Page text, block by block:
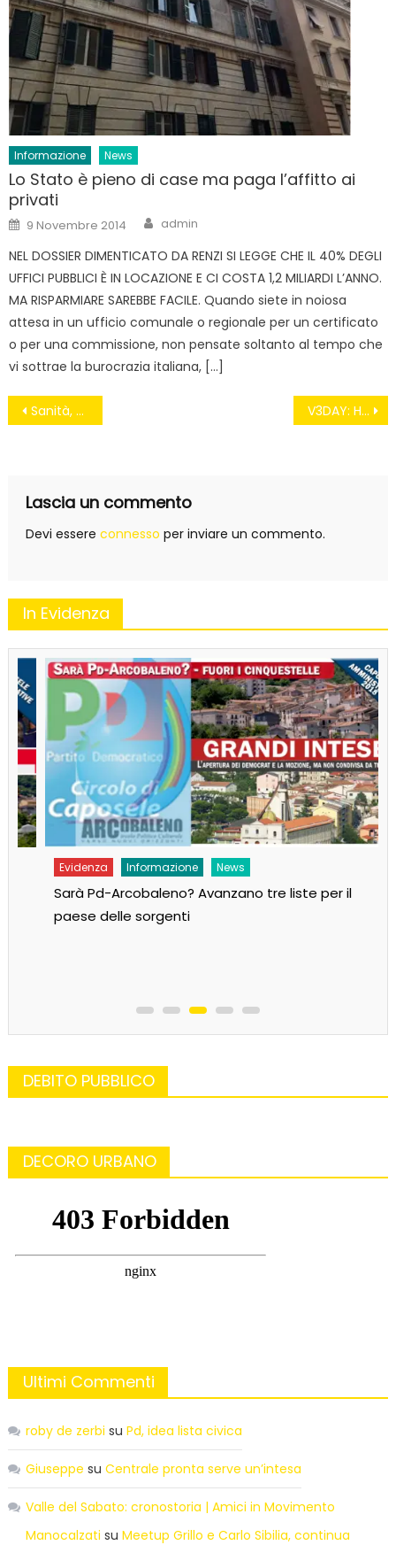
Informazione News
Lo Stato è pieno di case ma paga l’affitto ai
privati
Posted
on
9 Novembre 2014 Author
admin
NEL DOSSIER DIMENTICATO DA RENZI SI LEGGE CHE IL 40% DEGLI
UFFICI PUBBLICI È IN LOCAZIONE E CI COSTA 1,2 MILIARDI L’ANNO.
MA RISPARMIARE SAREBBE FACILE. Quando siete in noiosa
attesa in un ufficio comunale o regionale per un certificato
o per una commissione, non pensate soltanto al tempo che
vi sottrae la burocrazia italiana, […]
Navigazione
Sanità, si cambia ora la Campania perde 350 milioni V3DAY: Helena Norberg-Hodge e l’economia della felicità
Lascia un commento
Devi essere connesso per inviare un commento.
In Evidenza
Evidenza Informazione News
Sarà Pd-Arcobaleno? Avanzano tre liste per il
paese delle sorgenti
DEBITO PUBBLICO
DECORO URBANO
Ultimi Commenti
roby de zerbi su Pd, idea lista civica
Giuseppe su Centrale pronta serve un’intesa
Valle del Sabato: cronostoria | Amici in Movimento
Manocalzati su Meetup Grillo e Carlo Sibilia, continua